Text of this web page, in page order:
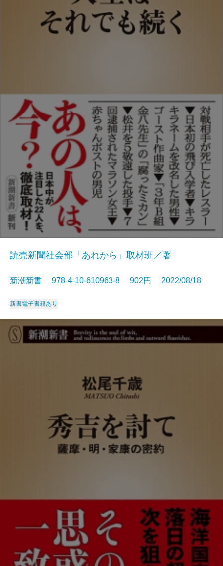
読売新聞社会部「あれから」取材班／著
新潮新書 978-4-10-610963-8 902円 2022/08/18
新書電子書籍あり